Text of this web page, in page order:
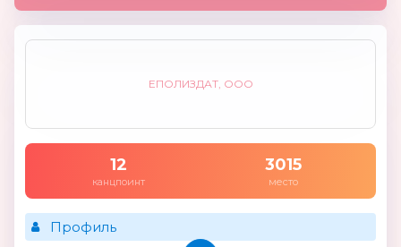
ЕПОЛИЗДАТ, ООО
12
канцпоинт
3015
место
Профиль